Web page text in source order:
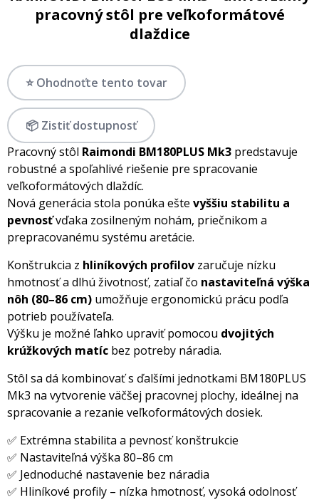
pracovný stôl pre veľkoformátové
dlaždice
⭐ Ohodnoťte tento tovar
📦 Zistiť dostupnosť
Pracovný stôl Raimondi BM180PLUS Mk3 predstavuje
robustné a spoľahlivé riešenie pre spracovanie
veľkoformátových dlaždíc.
Nová generácia stola ponúka ešte vyššiu stabilitu a
pevnosťvďaka zosilneným nohám, priečnikom a
prepracovanému systému aretácie.
Konštrukcia z hliníkových profilov zaručuje nízku
hmotnosť a dlhú životnosť, zatiaľ čo nastaviteľná výška
nôh (80–86 cm) umožňuje ergonomickú prácu podľa
potrieb používateľa.
Výšku je možné ľahko upraviť pomocou dvojitých
krúžkových matíc bez potreby náradia.
Stôl sa dá kombinovať s ďalšími jednotkami BM180PLUS
Mk3 na vytvorenie väčšej pracovnej plochy, ideálnej na
spracovanie a rezanie veľkoformátových dosiek.
✅ Extrémna stabilita a pevnosť konštrukcie
✅ Nastaviteľná výška 80–86 cm
✅ Jednoduché nastavenie bez náradia
✅ Hliníkové profily – nízka hmotnosť, vysoká odolnosť